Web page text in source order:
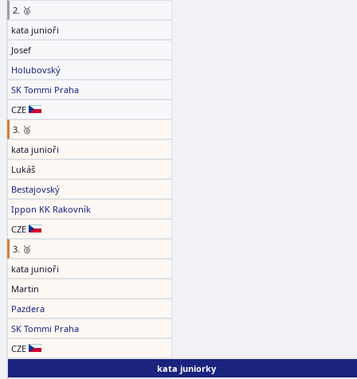
2. 🥈
kata junioři
Josef
Holubovský
SK Tommi Praha
CZE
3. 🥉
kata junioři
Lukáš
Bestajovský
Ippon KK Rakovník
CZE
3. 🥉
kata junioři
Martin
Pazdera
SK Tommi Praha
CZE
kata juniorky